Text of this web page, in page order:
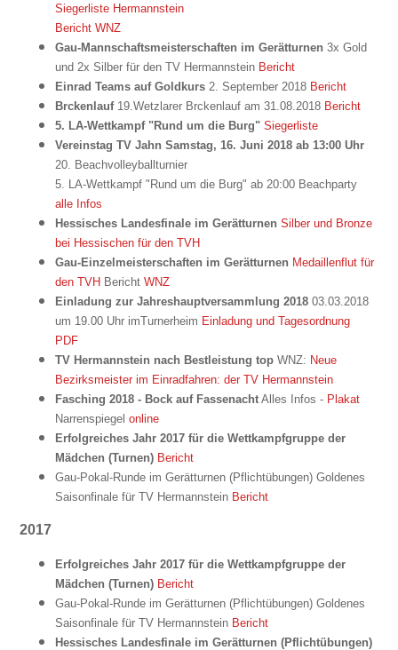
Siegerliste Hermannstein
Bericht WNZ
Gau-Mannschaftsmeisterschaften im Gerätturnen 3x Gold
und 2x Silber für den TV Hermannstein Bericht
Einrad Teams auf Goldkurs 2. September 2018 Bericht
Brckenlauf19.Wetzlarer Brckenlauf am 31.08.2018 Bericht
5. LA-Wettkampf "Rund um die Burg" Siegerliste
Vereinstag TV Jahn Samstag, 16. Juni 2018 ab 13:00 Uhr
20. Beachvolleyballturnier
5. LA-Wettkampf "Rund um die Burg" ab 20:00 Beachparty
alle Infos
Hessisches Landesfinale im Gerätturnen Silber und Bronze
bei Hessischen für den TVH
Gau-Einzelmeisterschaften im Gerätturnen Medaillenflut für
den TVH Bericht WNZ
Einladung zur Jahreshauptversammlung 2018 03.03.2018
um 19.00 Uhr imTurnerheim Einladung und Tagesordnung
PDF
TV Hermannstein nach Bestleistung top WNZ: Neue
Bezirksmeister im Einradfahren: der TV Hermannstein
Fasching 2018 - Bock auf Fassenacht Alles Infos - Plakat
Narrenspiegel online
Erfolgreiches Jahr 2017 für die Wettkampfgruppe der
Mädchen (Turnen) Bericht
Gau-Pokal-Runde im Gerätturnen (Pflichtübungen) Goldenes
Saisonfinale für TV Hermannstein Bericht
2017
Erfolgreiches Jahr 2017 für die Wettkampfgruppe der
Mädchen (Turnen) Bericht
Gau-Pokal-Runde im Gerätturnen (Pflichtübungen) Goldenes
Saisonfinale für TV Hermannstein Bericht
Hessisches Landesfinale im Gerätturnen (Pflichtübungen)